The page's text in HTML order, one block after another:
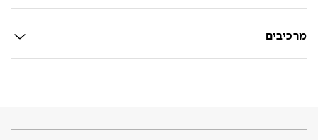
מרכיבים